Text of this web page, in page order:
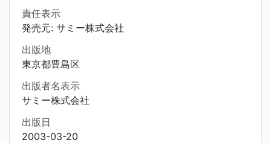
責任表示
発売元: サミー株式会社
出版地
東京都豊島区
出版者名表示
サミー株式会社
出版日
2003-03-20